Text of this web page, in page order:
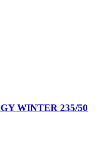
WINTER 235/50